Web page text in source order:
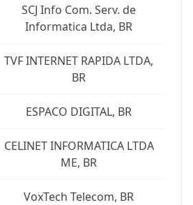
SCJ Info Com. Serv. de
Informatica Ltda, BR
TVF INTERNET RAPIDA LTDA,
BR
ESPACO DIGITAL, BR
CELINET INFORMATICA LTDA
ME, BR
VoxTech Telecom, BR